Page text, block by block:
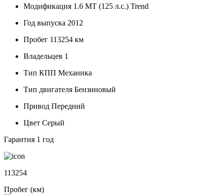
Модификация 1.6 MT (125 л.с.) Trend
Год выпуска 2012
Пробег 113254 км
Владельцев 1
Тип КПП Механика
Тип двигателя Бензиновый
Привод Передний
Цвет Серый
Гарантия 1 год
113254
Пробег (км)